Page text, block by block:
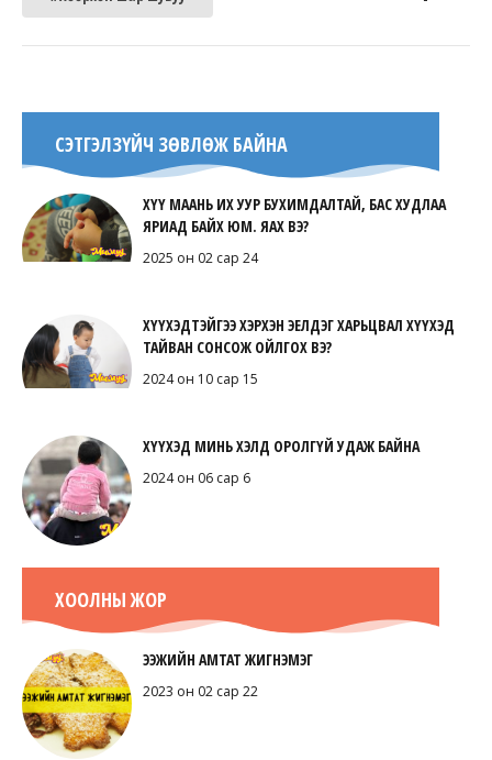
СЭТГЭЛЗҮЙЧ ЗӨВЛӨЖ БАЙНА
ХҮҮ МААНЬ ИХ УУР БУХИМДАЛТАЙ, БАС ХУДЛАА
ЯРИАД БАЙХ ЮМ. ЯАХ ВЭ?
2025 он 02 сар 24
ХҮҮХЭДТЭЙГЭЭ ХЭРХЭН ЭЕЛДЭГ ХАРЬЦВАЛ ХҮҮХЭД
ТАЙВАН СОНСОЖ ОЙЛГОХ ВЭ?
2024 он 10 сар 15
ХҮҮХЭД МИНЬ ХЭЛД ОРОЛГҮЙ УДАЖ БАЙНА
2024 он 06 сар 6
ХООЛНЫ ЖОР
ЭЭЖИЙН АМТАТ ЖИГНЭМЭГ
2023 он 02 сар 22